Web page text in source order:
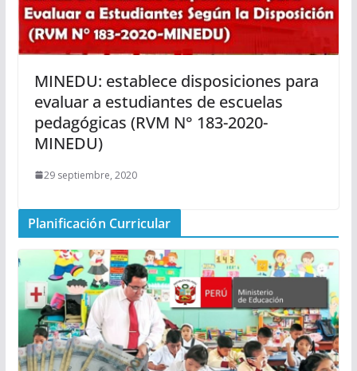
MINEDU: establece disposiciones para
evaluar a estudiantes de escuelas
pedagógicas (RVM N° 183-2020-
MINEDU)
29 septiembre, 2020
Planificación Curricular